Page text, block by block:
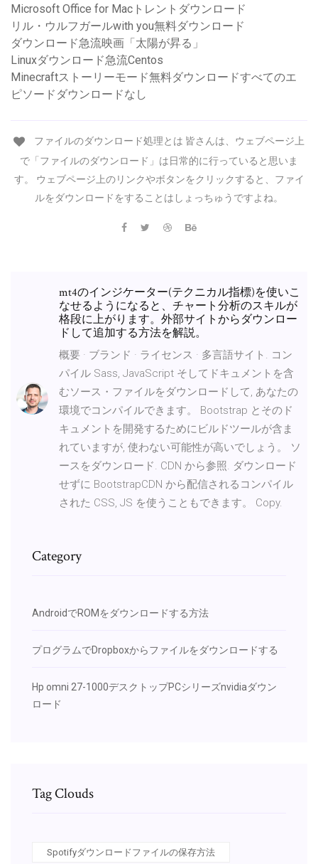
Microsoft Office for Macトレントダウンロード
リル・ウルフガールwith you無料ダウンロード
ダウンロード急流映画「太陽が昇る」
Linuxダウンロード急流Centos
Minecraftストーリーモード無料ダウンロードすべてのエ
ピソードダウンロードなし
ファイルのダウンロード処理とは 皆さんは、ウェブページ上
で「ファイルのダウンロード」は日常的に行っていると思いま
す。 ウェブページ上のリンクやボタンをクリックすると、ファイ
ルをダウンロードをすることはしょっちゅうですよね。
mt4のインジケーター(テクニカル指標)を使いこ
なせるようになると、チャート分析のスキルが
格段に上がります。外部サイトからダウンロー
ドして追加する方法を解説。
概要 · ブランド · ライセンス · 多言語サイト. コン
パイル Sass, JavaScript そしてドキュメントを含
むソース・ファイルをダウンロードして, あなたの
環境でコンパイルできます。 Bootstrap とそのド
キュメントを開発するためにビルドツールが含ま
れていますが, 使わない可能性が高いでしょう。 ソ
ースをダウンロード. CDN から参照. ダウンロード
せずに BootstrapCDN から配信されるコンパイル
された CSS, JS を使うこともできます。 Copy.
Category
AndroidでROMをダウンロードする方法
プログラムでDropboxからファイルをダウンロードする
Hp omni 27-1000デスクトップPCシリーズnvidiaダウン
ロード
Tag Clouds
Spotifyダウンロードファイルの保存方法